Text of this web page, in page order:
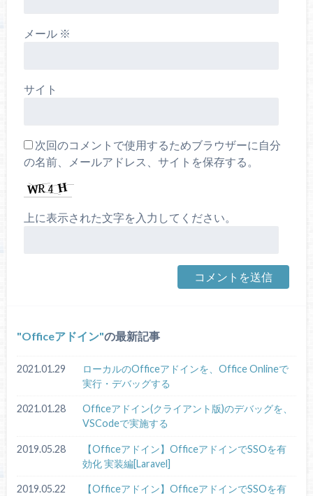
メール ※
サイト
次回のコメントで使用するためブラウザーに自分
の名前、メールアドレス、サイトを保存する。
上に表示された文字を入力してください。
Officeアドイン の最新記事
2021.01.29
ローカルのOfficeアドインを、Office Onlineで
実行・デバッグする
2021.01.28
Officeアドイン(クライアント版)のデバッグを、
VSCodeで実施する
2019.05.28
【Officeアドイン】OfficeアドインでSSOを有
効化 実装編[Laravel]
2019.05.22
【Officeアドイン】OfficeアドインでSSOを有